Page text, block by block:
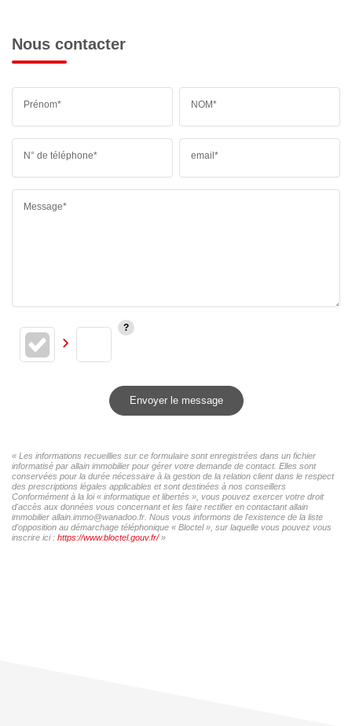
Nous contacter
Prénom* NOM*
N° de téléphone* email*
Message*
Envoyer le message
« Les informations recueillies sur ce formulaire sont enregistrées dans un fichier
informatisé par allain immobilier pour gérer votre demande de contact. Elles sont
conservées pour la durée nécessaire à la gestion de la relation client dans le respect
des prescriptions légales applicables et sont destinées à nos conseillers
Conformément à la loi « informatique et libertés », vous pouvez exercer votre droit
d'accès aux données vous concernant et les faire rectifier en contactant allain
immobilier allain.immo@wanadoo.fr. Nous vous informons de l'existence de la liste
d'opposition au démarchage téléphonique « Bloctel », sur laquelle vous pouvez vous
inscrire ici : https://www.bloctel.gouv.fr/»